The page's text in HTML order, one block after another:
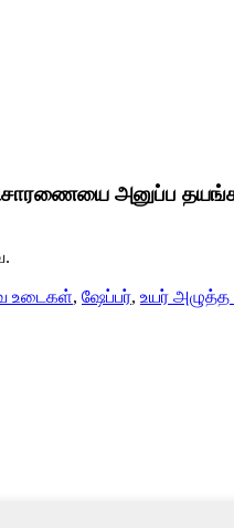
அனுப்ப
உடைகள், ஷேப்பர், உயர் அழுத்த